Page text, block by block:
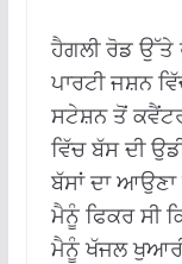
ਹੈਗਲੀ ਰੋਡ ਉੱਤੇ
ਪਾਰਟੀ ਜਸ਼ਨ
ਸਟੇਸ਼ਨ ਤੋਂ
ਵਿੱਚ ਬੱਸ ਦੀ
ਬੱਸਾਂ ਦਾ ਆਉਣਾ
ਮੈਨੂੰ ਫਿਕਰ ਸੀ
ਮੈਨੂੰ ਖੱਜਲ ਖੁਆਰੀ